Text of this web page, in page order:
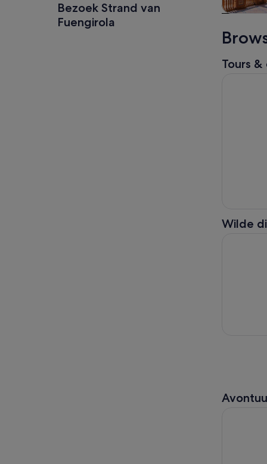
Bezoek Strand van
Fuengirola
Tours
Wilde